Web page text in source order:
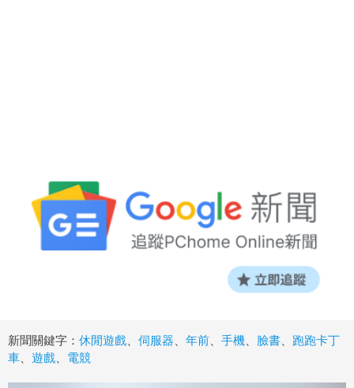
新聞關鍵字： 休閒遊戲 伺服器 年前 手機 臉書
跑跑卡丁
車
遊戲 電競